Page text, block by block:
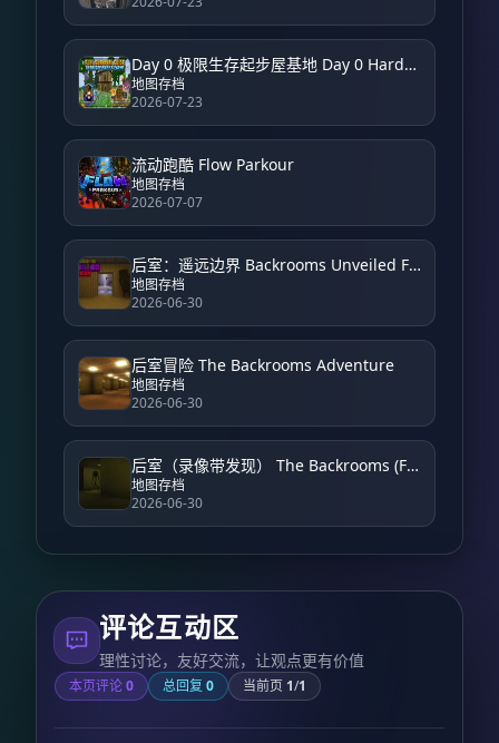
Day 0 极限生存起步屋基地 Day 0 Hardcore Survival Starter House Base
地图存档
2026-07-23
流动跑酷 Flow Parkour
地图存档
2026-07-07
后室：遥远边界 Backrooms Unveiled Farside
地图存档
2026-06-30
后室冒险 The Backrooms Adventure
地图存档
2026-06-30
后室（录像带发现） The Backrooms (Found Footage)
地图存档
2026-06-30
评论互动区
理性讨论，友好交流，让观点更有价值
本页评论0 总回复 0 当前页 1/1